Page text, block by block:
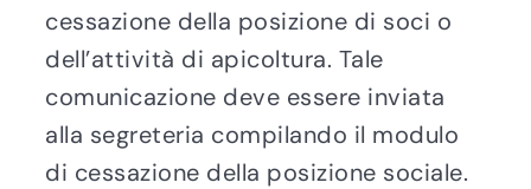
cessazione della posizione di soci o
dell’attività di apicoltura. Tale
comunicazione deve essere inviata
alla segreteria compilando il modulo
di cessazione della posizione sociale.